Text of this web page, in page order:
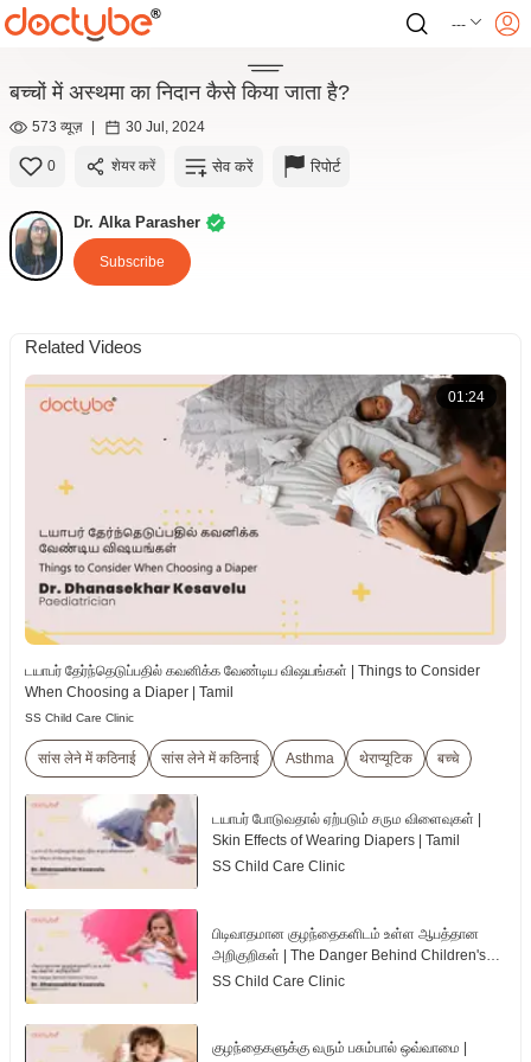
---
बच्चों में अस्थमा का निदान कैसे किया जाता है?
573 व्यूज़ | 30 Jul, 2024
0 शेयर करें सेव करें रिपोर्ट
Dr. Alka Parasher
Subscribe
Related Videos
01:24
டயாபர் தேர்ந்தெடுப்பதில் கவனிக்க வேண்டிய விஷயங்கள் | Things to Consider
When Choosing a Diaper | Tamil
SS Child Care Clinic
सांस लेने में कठिनाई सांस लेने में कठिनाई Asthma थेराप्यूटिक बच्चे
டயாபர் போடுவதால் ஏற்படும் சரும விளைவுகள் |
Skin Effects of Wearing Diapers | Tamil
SS Child Care Clinic
பிடிவாதமான குழந்தைகளிடம் உள்ள ஆபத்தான
அறிகுறிகள் | The Danger Behind Children's
Tantrum | Tamil
SS Child Care Clinic
குழந்தைகளுக்கு வரும் பசும்பால் ஒவ்வாமை |